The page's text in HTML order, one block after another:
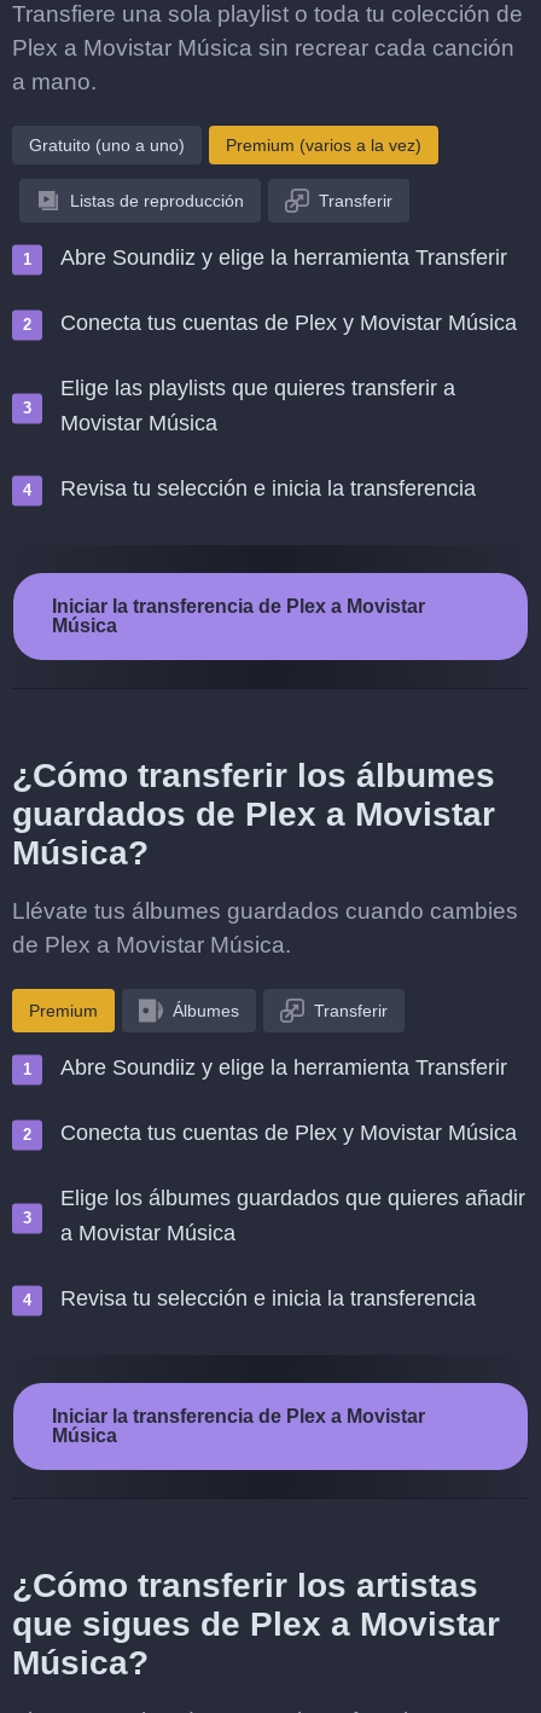
Transfiere una sola playlist o toda tu colección de
Plex a Movistar Música sin recrear cada canción
a mano.
Gratuito (uno a uno) Premium (varios a la vez)
Listas de reproducción Transferir
Abre Soundiiz y elige la herramienta Transferir
Conecta tus cuentas de Plex y Movistar Música
Elige las playlists que quieres transferir a
Movistar Música
Revisa tu selección e inicia la transferencia
Iniciar la transferencia de Plex a Movistar
Música
¿Cómo transferir los álbumes
guardados de Plex a Movistar
Música?
Llévate tus álbumes guardados cuando cambies
de Plex a Movistar Música.
Premium Álbumes Transferir
Abre Soundiiz y elige la herramienta Transferir
Conecta tus cuentas de Plex y Movistar Música
Elige los álbumes guardados que quieres añadir
a Movistar Música
Revisa tu selección e inicia la transferencia
Iniciar la transferencia de Plex a Movistar
Música
¿Cómo transferir los artistas
que sigues de Plex a Movistar
Música?